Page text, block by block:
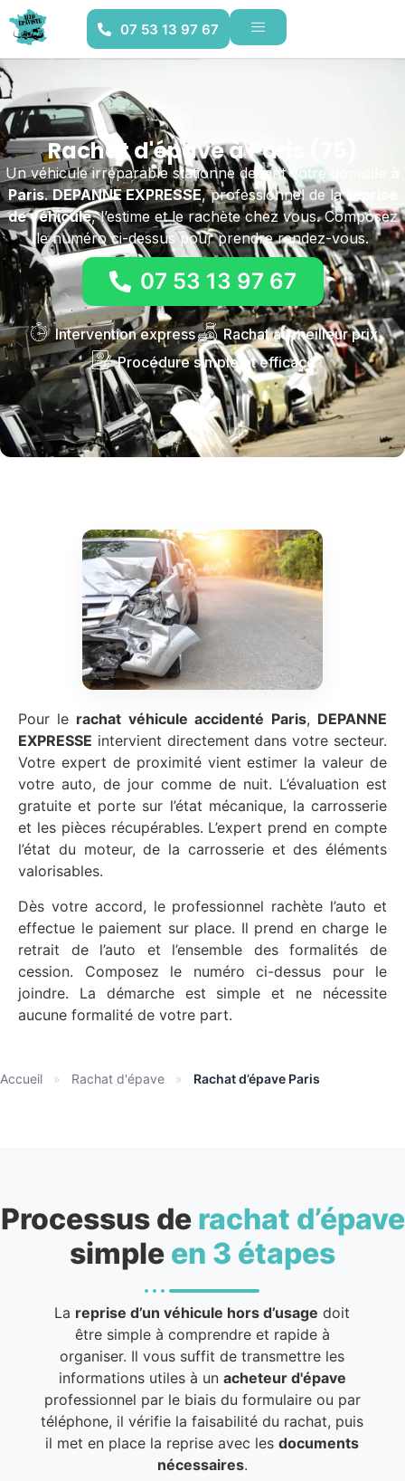
07 53 13 97 67
Rachat d'épave à Paris (75)
Un véhicule irréparable stationne devant votre domicile
Paris.DEPANNE EXPRESSE, professionnel de lareprise
de véhicule, l’estime et le rachète chez vous. Composez
le numéro ci-dessus pour prendre rendez-vous.
07 53 13 97 67
Intervention express
Rachat au meilleur prix
Procédure simple et efficace
Pour le rachat véhicule accidenté Paris, DEPANNE
EXPRESSE intervient directement dans votre secteur.
Votre expert de proximité vient estimer la valeur de
votre auto, de jour comme de nuit. L’évaluation est
gratuite et porte sur l’état mécanique, la carrosserie
et les pièces récupérables. L’expert prend en compte
l’état du moteur, de la carrosserie et des éléments
valorisables.
Dès votre accord, le professionnel rachète l’auto et
effectue le paiement sur place. Il prend en charge le
retrait de l’auto et l’ensemble des formalités de
cession. Composez le numéro ci-dessus pour le
joindre. La démarche est simple et ne nécessite
aucune formalité de votre part.
Accueil » Rachat d'épave » Rachat d’épave Paris
Processus de rachat d’épave
simple en 3 étapes
La reprise d’un véhicule hors d’usage doit
être simple à comprendre et rapide à
organiser. Il vous suffit de transmettre les
informations utiles à un acheteur d'épave
professionnel par le biais du formulaire ou par
téléphone, il vérifie la faisabilité du rachat, puis
il met en place la reprise avec lesdocuments
nécessaires.